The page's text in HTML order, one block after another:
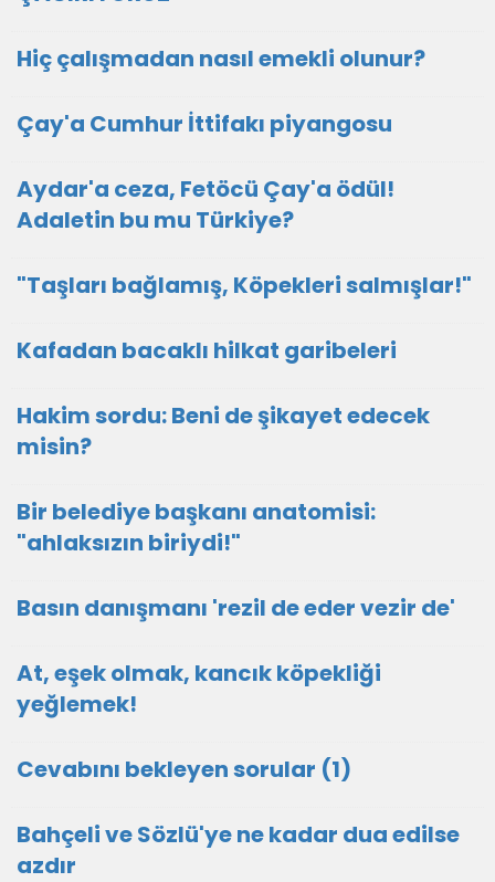
Hiç çalışmadan nasıl emekli olunur?
Çay'a Cumhur İttifakı piyangosu
Aydar'a ceza, Fetöcü Çay'a ödül!
Adaletin bu mu Türkiye?
"Taşları bağlamış, Köpekleri salmışlar!"
Kafadan bacaklı hilkat garibeleri
Hakim sordu: Beni de şikayet edecek
misin?
Bir belediye başkanı anatomisi:
"ahlaksızın biriydi!"
Basın danışmanı 'rezil de eder vezir de'
At, eşek olmak, kancık köpekliği
yeğlemek!
Cevabını bekleyen sorular (1)
Bahçeli ve Sözlü'ye ne kadar dua edilse
azdır